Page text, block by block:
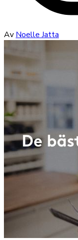
Av Noelle Jatta